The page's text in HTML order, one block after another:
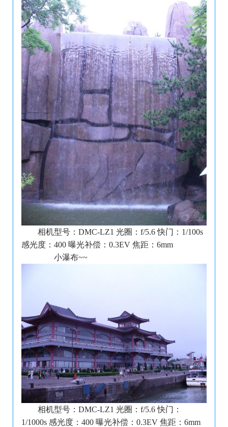
相机型号：DMC-LZ1 光圈：f/5.6 快门：1/100s
感光度：400 曝光补偿：0.3EV 焦距：6mm
小瀑布~~
相机型号：DMC-LZ1 光圈：f/5.6 快门：
1/1000s 感光度：400 曝光补偿：0.3EV 焦距：6mm